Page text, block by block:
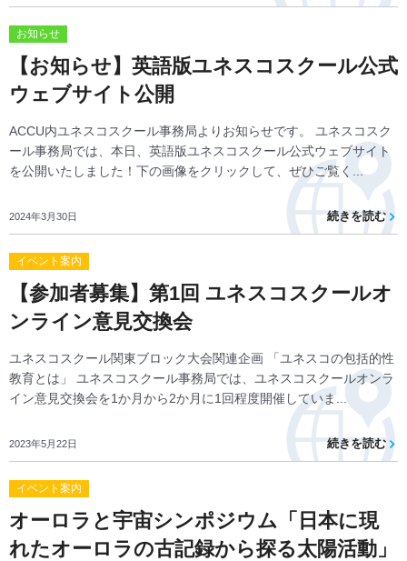
お知らせ
【お知らせ】英語版ユネスコスクール公式
ウェブサイト公開
ACCU内ユネスコスクール事務局よりお知らせです。 ユネスコスク
ール事務局では、本日、英語版ユネスコスクール公式ウェブサイト
を公開いたしました！下の画像をクリックして、ぜひご覧く...
2024年3月30日 続きを読む
イベント案内
【参加者募集】第1回 ユネスコスクールオ
ンライン意見交換会
ユネスコスクール関東ブロック大会関連企画 「ユネスコの包括的性
教育とは」 ユネスコスクール事務局では、ユネスコスクールオンラ
イン意見交換会を1か月から2か月に1回程度開催していま...
2023年5月22日 続きを読む
イベント案内
オーロラと宇宙シンポジウム「日本に現
れたオーロラの古記録から探る太陽活動」